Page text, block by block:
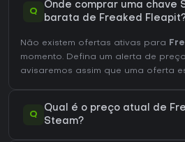
Q
Onde comprar uma chave
barata de Freaked
Não existem ofertas ativas para
momento. Defina um alerta de
avisaremos assim que uma oferta
Q
Qual é o preço atual de
Steam?